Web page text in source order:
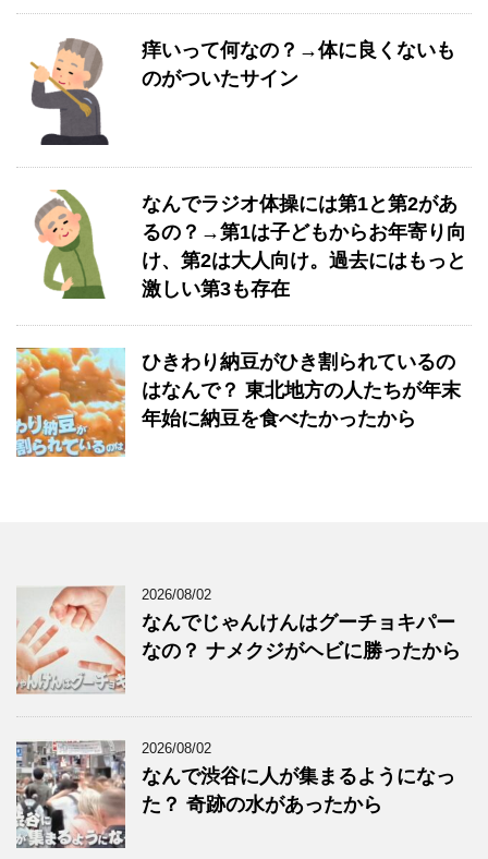
痒いって何なの？→体に良くないも
のがついたサイン
なんでラジオ体操には第1と第2があ
るの？→第1は子どもからお年寄り向
け、第2は大人向け。過去にはもっと
激しい第3も存在
ひきわり納豆がひき割られているの
はなんで？ 東北地方の人たちが年末
年始に納豆を食べたかったから
2026/08/02
なんでじゃんけんはグーチョキパー
なの？ ナメクジがヘビに勝ったから
2026/08/02
なんで渋谷に人が集まるようになっ
た？ 奇跡の水があったから